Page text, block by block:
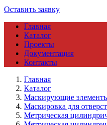
Оставить заявку
Главная
Каталог
Проекты
Документация
Контакты
Главная
Каталог
Маскирующие
Маскировка для
Метрическая